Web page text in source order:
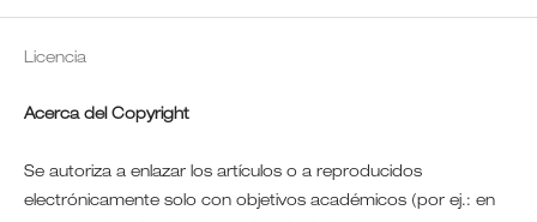
Licencia
Acerca del Copyright
Se autoriza a enlazar los artículos o a reproducidos
electrónicamente solo con objetivos académicos (por ej.: en